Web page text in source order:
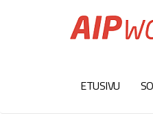
ETUSIVU